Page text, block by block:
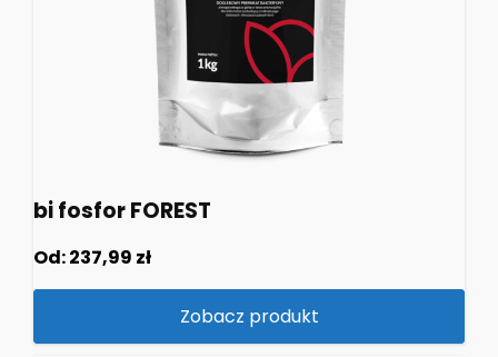
bi fosfor FOREST
Od:237,99 zł
Zobacz produkt